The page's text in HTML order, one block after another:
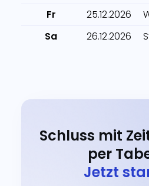
Fr
25.12.2026
Sa
26.12.2026
Schluss mit
per
Jetzt